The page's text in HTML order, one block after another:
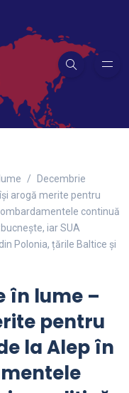
Decembrie
arogă merite pentru
continuă
iar SUA
Polonia, țările Baltice și
în lume –
pentru
la Alep în